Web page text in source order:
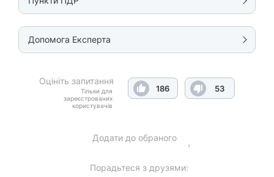
Допомога Експерта
Оцініть запитання
Тільки для
зареєстрованих
користувачів
186 53
Додати до обраного
Порадьтеся з друзями: